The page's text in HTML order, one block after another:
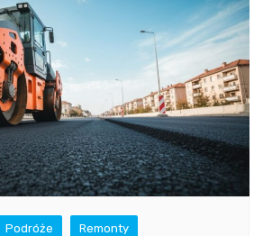
Podróże Remonty